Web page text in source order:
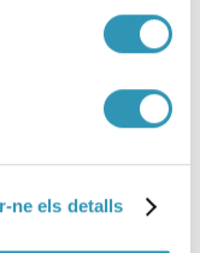
ne els detalls